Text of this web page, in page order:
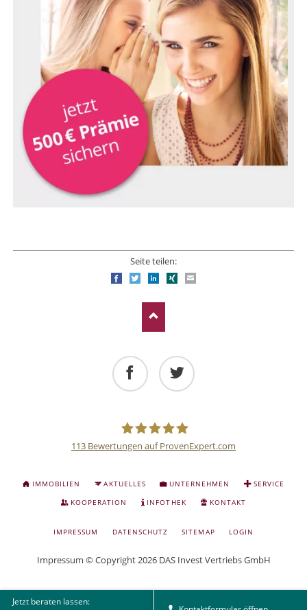
Jetzt beraten lassen:
Seite teilen:
FacebookTwitterLinkedIn
Xing
Anlage
und
113 Bewertungen auf ProvenExpert.com
NAVIGATION
IMMOBILIEN AKTUELLES UNTERNEHMEN
SERVICE
KOOPERATION
INFOTHEK KONTAKT
NAVIGATION
IMPRESSUM DATENSCHUTZ SITEMAP LOGIN
Impressum © Copyright 2026 DAS Invest Vertriebs GmbH